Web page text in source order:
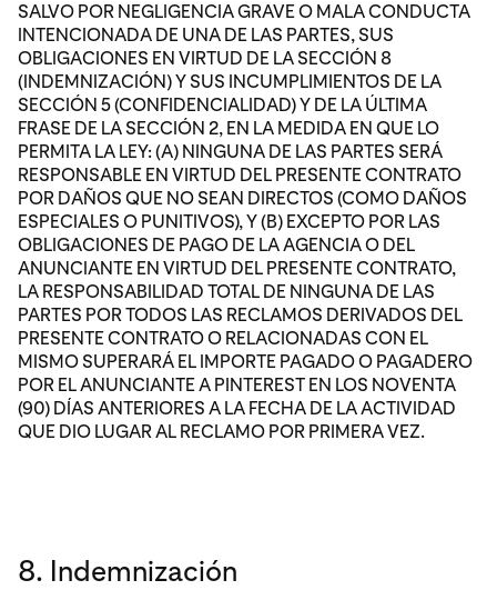
SALVO POR NEGLIGENCIA GRAVE O MALA CONDUCTA
INTENCIONADA DE UNA DE LAS PARTES, SUS
OBLIGACIONES EN VIRTUD DE LA SECCIÓN 8
(INDEMNIZACIÓN) Y SUS INCUMPLIMIENTOS DE LA
SECCIÓN 5 (CONFIDENCIALIDAD) Y DE LA ÚLTIMA
FRASE DE LA SECCIÓN 2, EN LA MEDIDA EN QUE LO
PERMITA LA LEY: (A) NINGUNA DE LAS PARTES SERÁ
RESPONSABLE EN VIRTUD DEL PRESENTE CONTRATO
POR DAÑOS QUE NO SEAN DIRECTOS (COMO DAÑOS
ESPECIALES O PUNITIVOS), Y (B) EXCEPTO POR LAS
OBLIGACIONES DE PAGO DE LA AGENCIA O DEL
ANUNCIANTE EN VIRTUD DEL PRESENTE CONTRATO,
LA RESPONSABILIDAD TOTAL DE NINGUNA DE LAS
PARTES POR TODOS LAS RECLAMOS DERIVADOS DEL
PRESENTE CONTRATO O RELACIONADAS CON EL
MISMO SUPERARÁ EL IMPORTE PAGADO O PAGADERO
POR EL ANUNCIANTE A PINTEREST EN LOS NOVENTA
(90) DÍAS ANTERIORES A LA FECHA DE LA ACTIVIDAD
QUE DIO LUGAR AL RECLAMO POR PRIMERA VEZ.
8. Indemnización